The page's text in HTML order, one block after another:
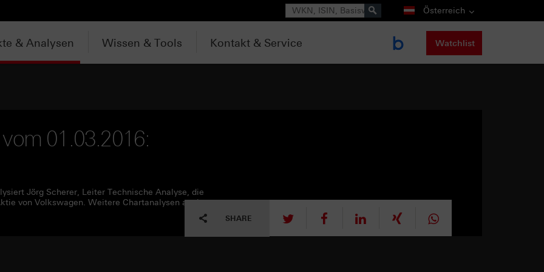
Suche Österreich
& Analysen Wissen & Tools Kontakt & Service Watchlist
01.03.2016:
Jörg Scherer, Leiter Technische Analyse, die
von Volkswagen. Weitere Chartanalysen auch unter
SHARE tweet mitteilen